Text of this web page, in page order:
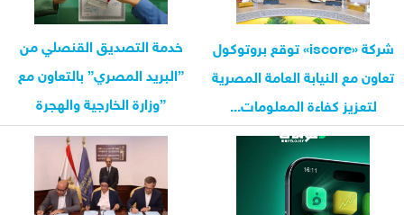
شركة «iscore» توقع بروتوكول
تعاون مع النيابة العامة المصرية
لتعزيز كفاءة المعلومات...
خدمة التصديق القنصلي من
”البريد المصري” بالتعاون مع
”وزارة الخارجية والهجرة
وشئون...